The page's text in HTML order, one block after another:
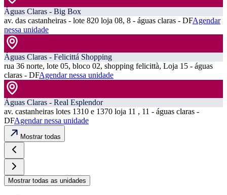
Águas Claras - Big Box
av. das castanheiras - lote 820 loja 08, 8 - águas claras - DFAgendar
nessa unidade
Águas Claras - Felicittá Shopping
rua 36 norte, lote 05, bloco 02, shopping felicittà, Loja 15 - águas
claras - DFAgendar nessa unidade
Águas Claras - Real Esplendor
av. castanheiras lotes 1310 e 1370 loja 11 , 11 - águas claras -
DFAgendar nessa unidade
Mostrar todas
Mostrar todas as unidades